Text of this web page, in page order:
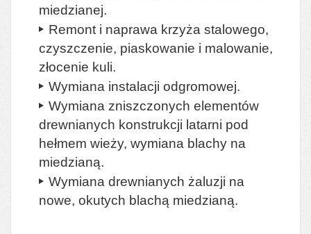
miedzianej.
Remont i naprawa krzyża stalowego,
czyszczenie, piaskowanie i malowanie,
złocenie kuli.
Wymiana instalacji odgromowej.
Wymiana zniszczonych elementów
drewnianych konstrukcji latarni pod
hełmem wieży, wymiana blachy na
miedzianą.
Wymiana drewnianych żaluzji na
nowe, okutych blachą miedzianą.